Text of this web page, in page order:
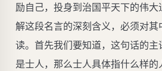
励自己，投身到治国平天下的伟
解这段名言的深刻含义，必须对
读。首先我们要知道，这句话的
是士人，那么士人具体指什么样